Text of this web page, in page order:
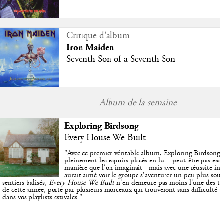
Critique d'album
Iron Maiden
Seventh Son of a Seventh Son
Album de la semaine
Exploring Birdsong
Every House We Built
"Avec ce premier véritable album, Exploring
pleinement les espoirs placés en lui - peut-être pas
manière que l'on imaginait - mais avec une réussite
aurait aimé voir le groupe s'aventurer un peu plus
sentiers balisés, Every House We Builtn'en demeure pas moins l'une des
de cette année, porté par plusieurs morceaux qui trouveront sans difficulté
dans vos playlists estivales."